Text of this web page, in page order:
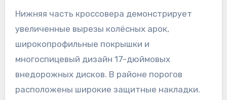
Нижняя часть кроссовера демонстрирует
увеличенные вырезы колёсных арок,
широкопрофильные покрышки и
многоспицевый дизайн 17-дюймовых
внедорожных дисков. В районе порогов
расположены широкие защитные накладки.